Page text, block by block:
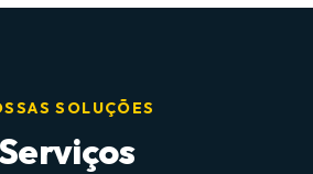
SOLUÇÕES